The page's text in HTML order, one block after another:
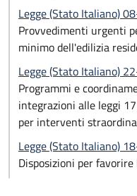
Legge (Stato Italiano)
Provvedimenti urgenti
minimo dell'edilizia
Legge (Stato Italiano)
Programmi e
integrazioni alle leggi
per interventi
Legge (Stato Italiano)
Disposizioni per